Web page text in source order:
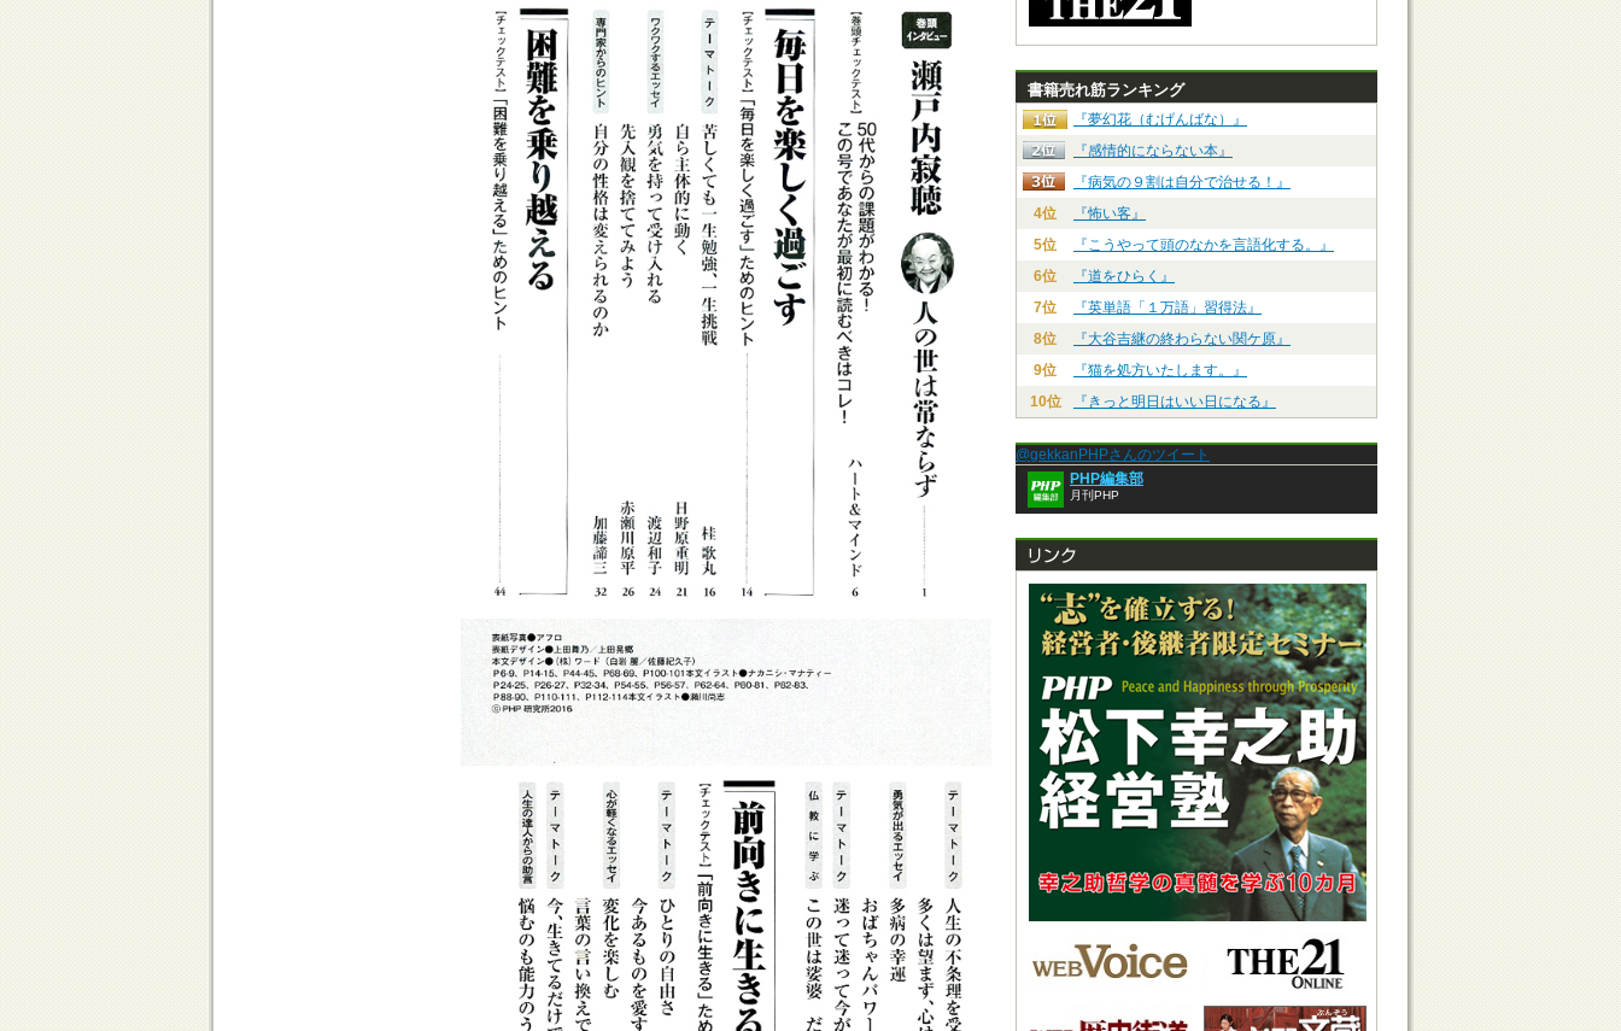
書籍売れ筋ランキング
『夢幻花（むげんばな）』
『感情的にならない本』
『病気の９割は自分で治せる！』
4位
『怖い客』
5位
『こうやって頭のなかを言語化する。』
6位
『道をひらく』
7位
『英単語「１万語」習得法』
8位
『大谷吉継の終わらない関ケ原』
9位
『猫を処方いたします。』
10位
『きっと明日はいい日になる』
@gekkanPHPさんのツイート
PHP編集部
月刊PHP